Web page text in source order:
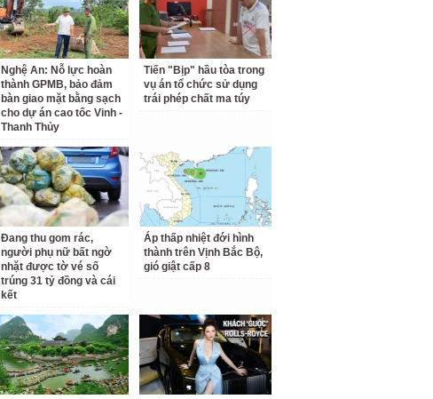
Nghệ An: Nỗ lực hoàn
thành GPMB, bảo đảm
bàn giao mặt bằng sạch
cho dự án cao tốc Vinh -
Thanh Thủy
Tiến "Bịp" hầu tòa trong
vụ án tổ chức sử dụng
trái phép chất ma túy
Đang thu gom rác,
người phụ nữ bất ngờ
nhặt được tờ vé số
trúng 31 tỷ đồng và cái
kết
Áp thấp nhiệt đới hình
thành trên Vịnh Bắc Bộ,
gió giật cấp 8